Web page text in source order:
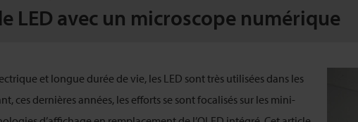
LED avec un microscope numérique
et longue durée de vie, les LED sont très utilisées dans les
ces dernières années, les efforts se sont focalisés sur les mini-